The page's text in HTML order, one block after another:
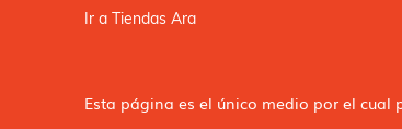
Ir a Tiendas Ara
Esta página es el único medio por el